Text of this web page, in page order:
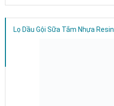
Lọ Dầu Gội Sữa Tắm Nhựa Resin